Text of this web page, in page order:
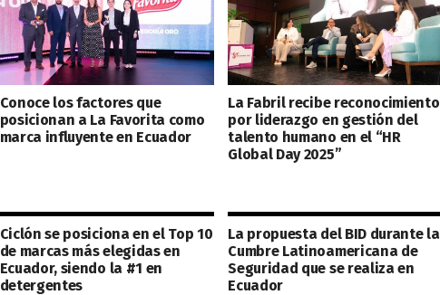
Conoce los factores que
posicionan a La Favorita como
marca influyente en Ecuador
La Fabril recibe reconocimiento
por liderazgo en gestión del
talento humano en el “HR
Global Day 2025”
Ciclón se posiciona en el Top 10
de marcas más elegidas en
Ecuador, siendo la #1 en
detergentes
La propuesta del BID durante la
Cumbre Latinoamericana de
Seguridad que se realiza en
Ecuador